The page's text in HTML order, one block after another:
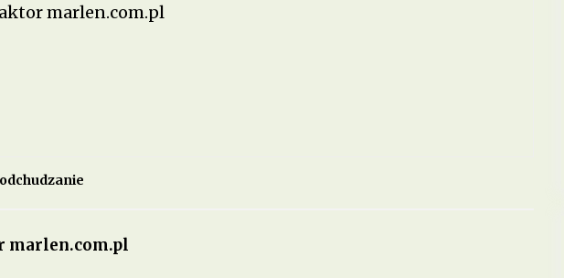
marlen.com.pl
marlen.com.pl